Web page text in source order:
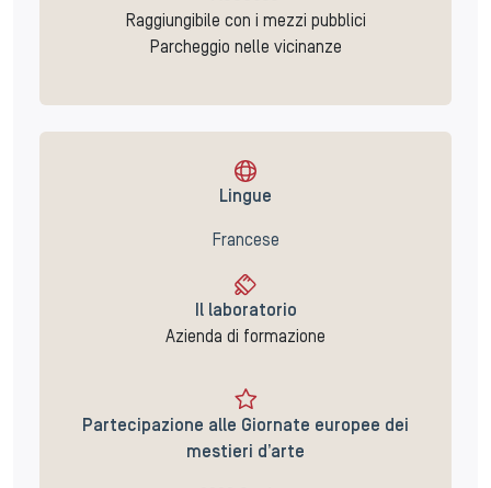
Raggiungibile con i mezzi pubblici
Parcheggio nelle vicinanze
Lingue
Francese
Il laboratorio
Azienda di formazione
Partecipazione alle Giornate europee dei
mestieri d’arte